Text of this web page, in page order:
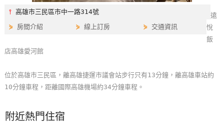
網
紅
你
樂
地
⫯高雄市三民區市中一路314號
⋟ 房間介紹 ⋟線上訂房 ⋟ 交通資訊
遠
悅
飯
店高雄愛河館
位於高雄市三民區，離高雄捷運市議會站步行只有13分鐘，離高雄車站約
10分鐘車程，距離國際高雄機場約34分鐘車程。
附近熱門住宿